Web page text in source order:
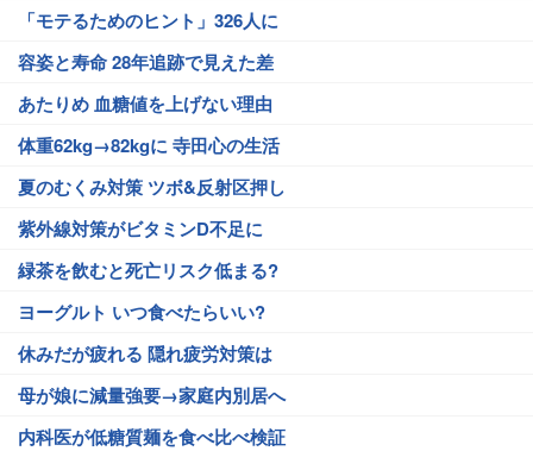
「モテるためのヒント」326人に
容姿と寿命 28年追跡で見えた差
あたりめ 血糖値を上げない理由
体重62kg→82kgに 寺田心の生活
夏のむくみ対策 ツボ&反射区押し
紫外線対策がビタミンD不足に
緑茶を飲むと死亡リスク低まる?
ヨーグルト いつ食べたらいい?
休みだが疲れる 隠れ疲労対策は
母が娘に減量強要→家庭内別居へ
内科医が低糖質麺を食べ比べ検証